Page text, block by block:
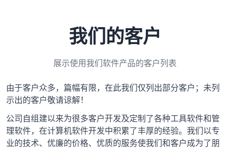
我们的客户
展示使用我们软件产品的客户列表
由于客户众多，篇幅有限，在此我们仅列出部分客户；未列
示出的客户敬请谅解！
公司自组建以来为很多客户开发及定制了各种工具软件和管
理软件，在计算机软件开发中积累了丰厚的经验。我们以专
业的技术、优廉的价格、优质的服务使我们和客户成为了朋